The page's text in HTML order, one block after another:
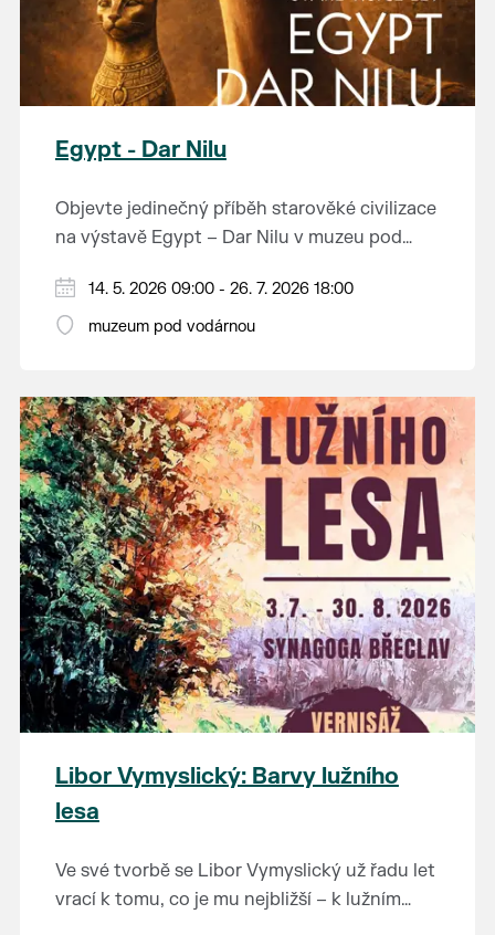
Egypt - Dar Nilu
Objevte jedinečný příběh starověké civilizace
na výstavě Egypt – Dar Nilu v muzeu pod
Výstava představuje umění starého Egypta,
autentickou hrobku se sarkofágem i
soukromé sbírky Jána Hertlíka, díky čemuž
výstava nabízí nevšední a autentický pohled
na tuto fascinující epochu.
dějiny.
Výstavu je možné navštívit od 14. 5. do 26. 7.
2026 v muzeu pod vodárnou.
14. 5. 2026 09:00 - 26. 7. 2026 18:00
muzeum pod vodárnou
Libor Vymyslický: Barvy lužního
lesa
Ve své tvorbě se Libor Vymyslický už řadu let
vrací k tomu, co je mu nejbližší – k lužním